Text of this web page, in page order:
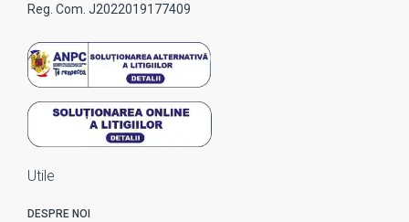
Reg. Com. J2022019177409
Utile
DESPRE NOI